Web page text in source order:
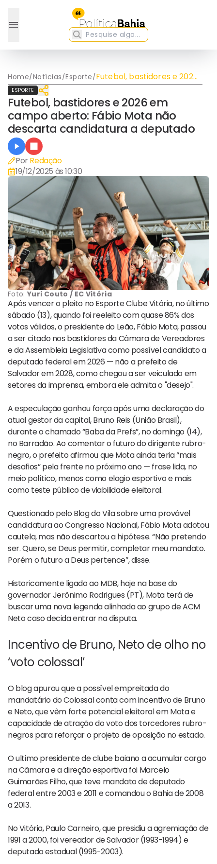
Home/Notícias/Esporte/Futebol, bastidores e 2026
em campo aberto: Fábio
candidatura a deputado
ESPORTE
Futebol, bastidores e 2026 em
campo aberto: Fábio Mota não
descarta candidatura a deputado
Por Redação
19/12/2025 às 10:30
Foto:Yuri Couto / EC Vitória
Após vencer o pleito no Esporte Clube Vitória, no último
sábado (13), quando foi reeleito com quase 86% dos
votos válidos, o presidente do Leão, Fábio Mota, passou
a ser citado nos bastidores da Câmara de Vereadores
e da Assembleia Legislativa como possível candidato a
deputado federal em 2026 — não a prefeito de
Salvador em 2028, como chegou a ser veiculado em
setores da imprensa, embora ele admita o "desejo".
A especulação ganhou força após uma declaração do
atual gestor da capital, Bruno Reis (União Brasil),
durante o chamado “Baba da Prefs”, no domingo (14),
no Barradão. Ao comentar o futuro do dirigente rubro-
negro, o prefeito afirmou que Mota ainda teria “mais
desafios” pela frente no próximo ano — frase lida, no
meio político, menos como elogio esportivo e mais
como teste público de viabilidade eleitoral.
Questionado pelo Blog do Vila sobre uma provável
candidatura ao Congresso Nacional, Fábio Mota adotou
cautela, mas não descartou a hipótese. “Não pretendo
ser. Quero, se Deus permitir, completar meu mandato.
Porém o futuro a Deus pertence”, disse.
Historicamente ligado ao MDB, hoje na base do
governador Jerônimo Rodrigues (PT), Mota terá de
buscar uma nova legenda alinhada ao grupo de ACM
Neto caso decida entrar na disputa.
Incentivo de Bruno, Neto de olho no
‘voto colossal’
O blog apurou que a possível empreitada do
mandatário do Colossal conta com incentivo de Bruno
e Neto, que vêm forte potencial eleitoral em Mota e
capacidade de atração do voto dos torcedores rubro-
negros para reforçar o projeto de oposição no estado.
O ultimo presidente de clube baiano a acumular cargo
na Câmara e a direção esportiva foi Marcelo
Guimarães Filho, que teve mandato de deputado
federal entre 2003 e 2011 e comandou o Bahia de 2008
a 2013.
No Vitória, Paulo Carneiro, que presidiu a agremiação de
1991 a 2000, foi vereador de Salvador (1993-1994) e
deputado estadual (1995-2003).